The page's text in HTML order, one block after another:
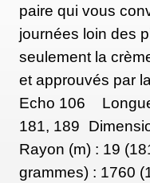
paire qui vous
journées loin des
seulement la
et approuvés par
Echo 106
181, 189
Rayon (m) : 19
grammes) : 1760